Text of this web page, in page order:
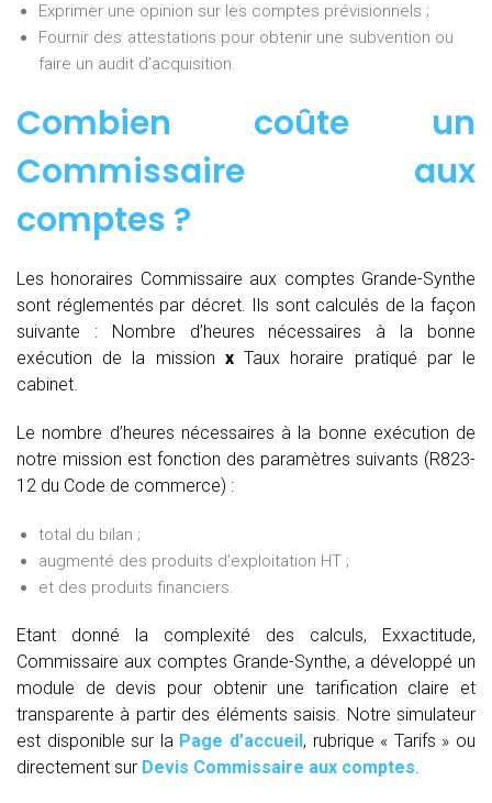
Exprimer une opinion sur les comptes prévisionnels ;
Fournir des attestations pour obtenir une subvention ou
faire un audit d’acquisition.
Combien coûte un
Commissaire aux
comptes ?
Les honoraires Commissaire aux comptes Grande-Synthe
sont réglementés par décret. Ils sont calculés de la façon
suivante :
Nombre d’heures nécessaires à la bonne
exécution de la mission xTaux horaire pratiqué par le
cabinet.
Le nombre d’heures nécessaires à la bonne exécution de
notre mission est fonction des paramètres suivants (R823-
12 du Code de commerce) :
total du bilan ;
augmenté des produits d’exploitation HT ;
et des produits financiers.
Etant donné la complexité des calculs, Exxactitude,
Commissaire aux comptes Grande-Synthe, a développé un
module de devis pour obtenir une tarification claire et
transparente à partir des éléments saisis. Notre simulateur
est disponible sur la Page d’accueil, rubrique « Tarifs » ou
directement sur Devis Commissaire aux comptes.